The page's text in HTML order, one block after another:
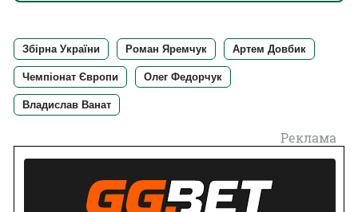
Збірна України Роман Яремчук Артем Довбик
Чемпіонат Європи Олег Федорчук
Владислав Ванат
Реклама